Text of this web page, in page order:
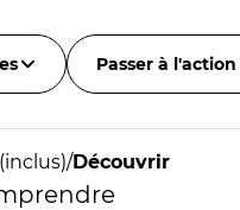
Passer à l'action
/Découvrir